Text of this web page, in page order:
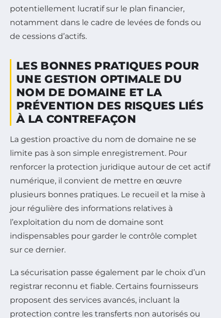
potentiellement lucratif sur le plan financier,
notamment dans le cadre de levées de fonds ou
de cessions d’actifs.
LES BONNES PRATIQUES POUR
UNE GESTION OPTIMALE DU
NOM DE DOMAINE ET LA
PRÉVENTION DES RISQUES LIÉS
À LA CONTREFAÇON
La gestion proactive du nom de domaine ne se
limite pas à son simple enregistrement. Pour
renforcer la protection juridique autour de cet actif
numérique, il convient de mettre en œuvre
plusieurs bonnes pratiques. Le recueil et la mise à
jour régulière des informations relatives à
l’exploitation du nom de domaine sont
indispensables pour garder le contrôle complet
sur ce dernier.
La sécurisation passe également par le choix d’un
registrar reconnu et fiable. Certains fournisseurs
proposent des services avancés, incluant la
protection contre les transferts non autorisés ou